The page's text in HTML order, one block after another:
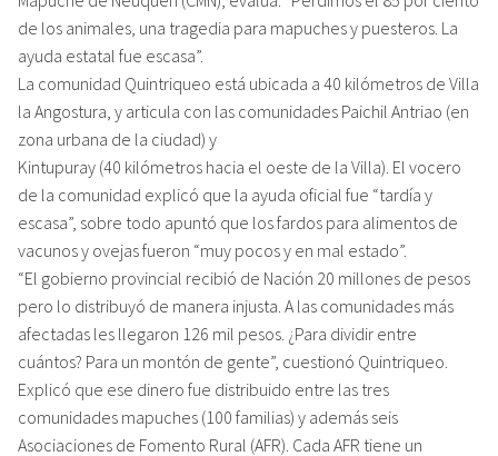
de los animales, una tragedia para mapuches y puesteros. La
ayuda estatal fue escasa”.
La comunidad Quintriqueo está ubicada a 40 kilómetros de Villa
la Angostura, y articula con las comunidades Paichil Antriao (en
zona urbana de la ciudad) y
Kintupuray (40 kilómetros hacia el oeste de la Villa). El vocero
de la comunidad explicó que la ayuda oficial fue “tardía y
escasa”, sobre todo apuntó que los fardos para alimentos de
vacunos y ovejas fueron “muy pocos y en mal estado”.
“El gobierno provincial recibió de Nación 20 millones de pesos
pero lo distribuyó de manera injusta. A las comunidades más
afectadas les llegaron 126 mil pesos. ¿Para dividir entre
cuántos? Para un montón de gente”, cuestionó Quintriqueo.
Explicó que ese dinero fue distribuido entre las tres
comunidades mapuches (100 familias) y además seis
Asociaciones de Fomento Rural (AFR). Cada AFR tiene un